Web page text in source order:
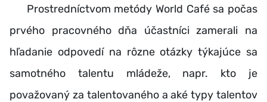
Prostredníctvom metódy World Café sa počas
prvého pracovného dňa účastníci zamerali na
hľadanie odpovedí na rôzne otázky týkajúce sa
samotného talentu mládeže, napr. kto je
považovaný za talentovaného a aké typy talentov